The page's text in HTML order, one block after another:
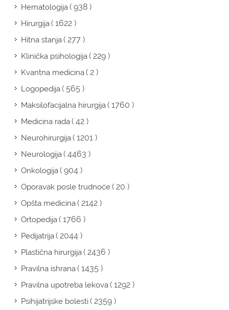
Hematologija( 938 )
Hirurgija( 1622 )
Hitna stanja( 277 )
Klinička psihologija( 229 )
Kvantna medicina( 2 )
Logopedija( 565 )
Maksilofacijalna hirurgija( 1760 )
Medicina rada( 42 )
Neurohirurgija( 1201 )
Neurologija( 4463 )
Onkologija( 904 )
Oporavak posle trudnoće( 20 )
Opšta medicina( 2142 )
Ortopedija( 1766 )
Pedijatrija( 2044 )
Plastična hirurgija( 2436 )
Pravilna ishrana( 1435 )
Pravilna upotreba lekova( 1292 )
Psihijatrijske bolesti( 2359 )